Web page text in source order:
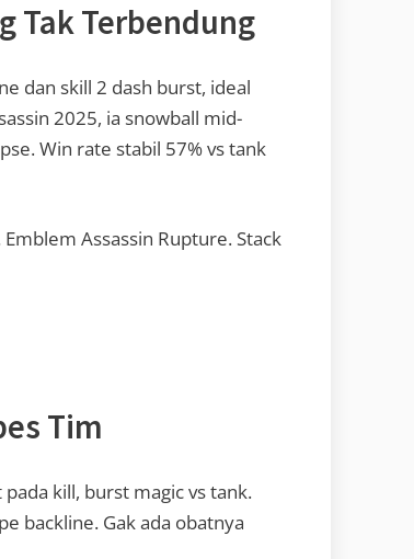
Tak Terbendung
dan skill 2 dash burst, ideal
2025, ia snowball mid-
Win rate stabil 57% vs tank
Assassin Rupture. Stack
Tim
kill, burst magic vs tank.
backline. Gak ada obatnya